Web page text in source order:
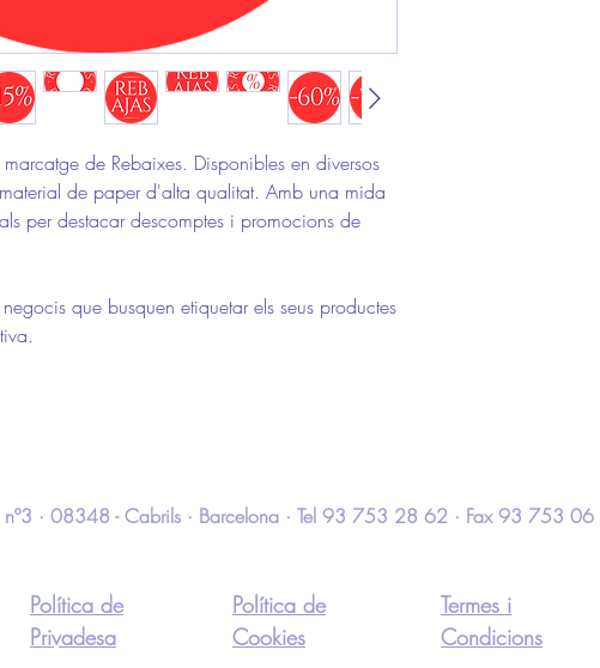
de Rebaixes. Disponibles en diversos
de paper d'alta qualitat. Amb una mida
per destacar descomptes i promocions de
que busquen etiquetar els seus productes
nº3 · 08348 - Cabrils · Barcelona · Tel 93 753 28 62 · Fax 93 753
Política de
Privadesa
Política de
Cookies
Termes i
Condicions